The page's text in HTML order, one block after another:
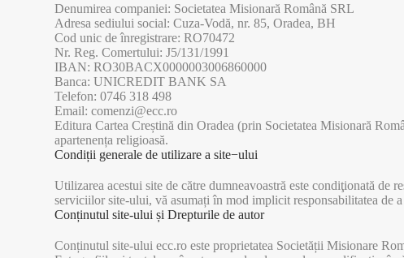
Denumirea companiei: Societatea Misionară Română SRL
Adresa sediului social: Cuza-Vodă, nr. 85, Oradea, BH
Cod unic de înregistrare: RO70472
Nr. Reg. Comertului: J5/131/1991
IBAN: RO30BACX0000003006860000
Banca: UNICREDIT BANK SA
Telefon: 0746 318 498
Email: comenzi@ecc.ro
Editura Cartea Creștină din Oradea (prin Societatea Misionară
apartenența religioasă.
Condiții generale de utilizare a site−ului
Utilizarea acestui site de către dumneavoastră este condiţionată de
serviciilor site-ului, vă asumați în mod implicit responsabilitatea de
Conținutul site-ului și Drepturile de autor
Conținutul site-ului ecc.ro este proprietatea Societății Misionare